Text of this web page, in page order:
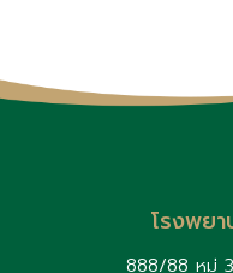
โรงพย
888/88 หมู่